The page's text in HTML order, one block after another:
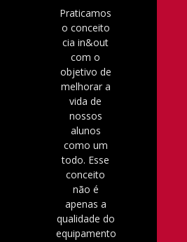
Praticamos
o conceito
cia in&out
com o
objetivo de
melhorar a
vida de
nossos
alunos
como um
todo. Esse
conceito
não é
apenas a
qualidade do
equipamento